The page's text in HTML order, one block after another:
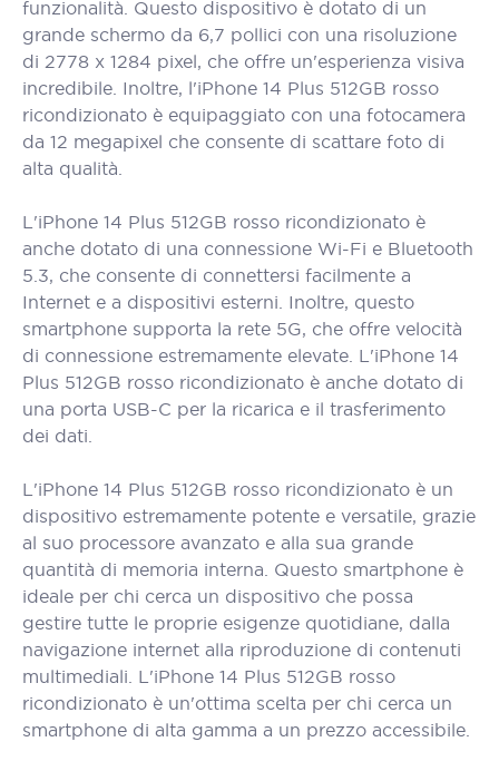
funzionalità. Questo dispositivo è dotato di un
grande schermo da 6,7 pollici con una risoluzione
di 2778 x 1284 pixel, che offre un'esperienza visiva
incredibile. Inoltre, l'iPhone 14 Plus 512GB rosso
ricondizionato è equipaggiato con una fotocamera
da 12 megapixel che consente di scattare foto di
alta qualità.
L'iPhone 14 Plus 512GB rosso ricondizionato è
anche dotato di una connessione Wi-Fi e Bluetooth
5.3, che consente di connettersi facilmente a
Internet e a dispositivi esterni. Inoltre, questo
smartphone supporta la rete 5G, che offre velocità
di connessione estremamente elevate. L'iPhone 14
Plus 512GB rosso ricondizionato è anche dotato di
una porta USB-C per la ricarica e il trasferimento
dei dati.
L'iPhone 14 Plus 512GB rosso ricondizionato è un
dispositivo estremamente potente e versatile, grazie
al suo processore avanzato e alla sua grande
quantità di memoria interna. Questo smartphone è
ideale per chi cerca un dispositivo che possa
gestire tutte le proprie esigenze quotidiane, dalla
navigazione internet alla riproduzione di contenuti
multimediali. L'iPhone 14 Plus 512GB rosso
ricondizionato è un'ottima scelta per chi cerca un
smartphone di alta gamma a un prezzo accessibile.